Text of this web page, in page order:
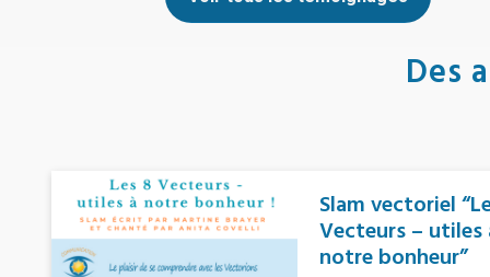
Des
Slam vectoriel
Vecteurs – utiles
notre bonheur”